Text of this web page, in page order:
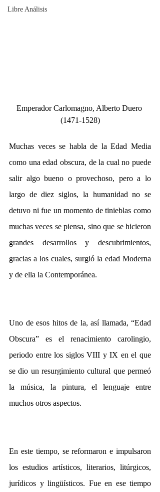
Libre Análisis
Emperador Carlomagno, Alberto Duero
(1471-1528)
Muchas veces se habla de la Edad Media
como una edad obscura, de la cual no puede
salir algo bueno o provechoso, pero a lo
largo de diez siglos, la humanidad no se
detuvo ni fue un momento de tinieblas como
muchas veces se piensa, sino que se hicieron
grandes desarrollos y descubrimientos,
gracias a los cuales, surgió la edad Moderna
y de ella la Contemporánea.
Uno de esos hitos de la, así llamada, “Edad
Obscura” es el renacimiento carolingio,
periodo entre los siglos VIII y IX en el que
se dio un resurgimiento cultural que permeó
la música, la pintura, el lenguaje entre
muchos otros aspectos.
En este tiempo, se reformaron e impulsaron
los estudios artísticos, literarios, litúrgicos,
jurídicos y lingüísticos. Fue en ese tiempo